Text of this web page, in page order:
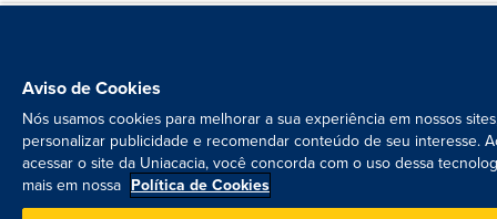
Aviso de Cookies
Nós usamos cookies para melhorar a sua experiência em nossos
personalizar publicidade e recomendar conteúdo de seu interesse.
acessar o site da Uniacacia, você concorda com o uso dessa
mais em nossa Política de Cookies